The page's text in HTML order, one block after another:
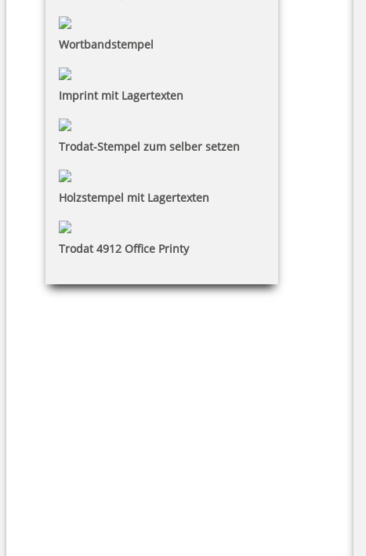
Wortbandstempel
Imprint mit Lagertexten
Trodat-Stempel zum selber setzen
Holzstempel mit Lagertexten
Trodat 4912 Office Printy